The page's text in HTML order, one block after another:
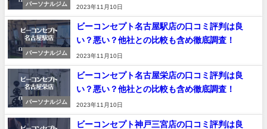
パーソナルジム
2023年11月10日
パーソナルジム
ビーコンセプト名古屋駅店の口コミ評判は良
い？悪い？他社との比較も含め徹底調査！
2023年11月10日
パーソナルジム
ビーコンセプト名古屋栄店の口コミ評判は良
い？悪い？他社との比較も含め徹底調査！
2023年11月10日
ビーコンセプト神戸三宮店の口コミ評判は良